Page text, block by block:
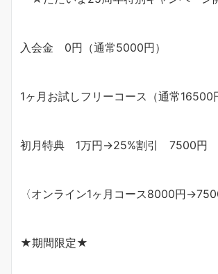
入会金 0円（通常5000円）
1ヶ月お試しフリーコース（通常16500
初月特典 1万円→25%割引 7500円
〈オンライン1ヶ月コース8000円
★期間限定★